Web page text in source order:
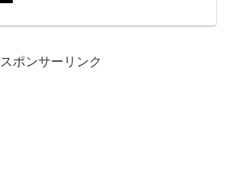
スポンサーリンク